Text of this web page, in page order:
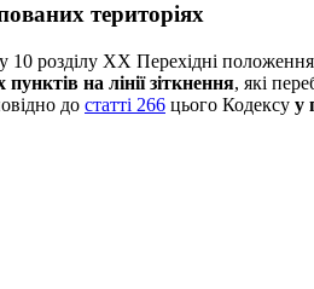
територіях
10 розділу ХХ Перехідні
пунктів на лінії зіткнення, які
до статті 266 цього Кодексу у